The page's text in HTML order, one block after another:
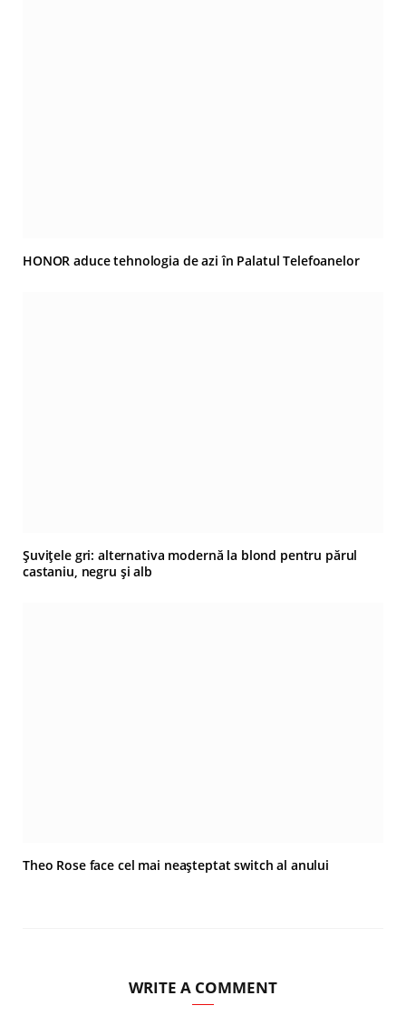
HONOR aduce tehnologia de azi în Palatul Telefoanelor
Șuvițele gri: alternativa modernă la blond pentru părul
castaniu, negru și alb
Theo Rose face cel mai neașteptat switch al anului
WRITE A COMMENT